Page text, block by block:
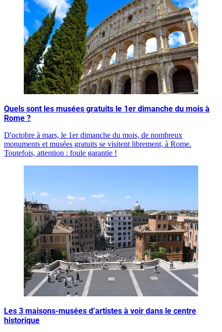
Quels sont les musées gratuits le 1er dimanche du mois à
Rome ?
D'octobre à mars, le 1er dimanche du mois, de nombreux
monuments et musées gratuits se visitent librement, à Rome.
Toutefois, attention : foule garantie !
Les 3 maisons-musées d’artistes à voir dans le centre
historique